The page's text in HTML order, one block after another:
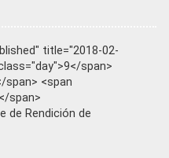
title="2018-02-
span>
span> <span
span>
de Rendición de